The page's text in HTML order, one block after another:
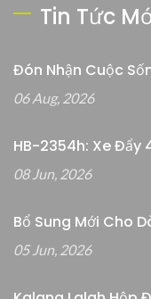
Tin Tức
Đón Nhận Cuộc
06 Aug, 2026
HB-2354h: Xe Đẩy
08 Jun, 2026
Bổ Sung Mới Cho
05 Jun, 2026